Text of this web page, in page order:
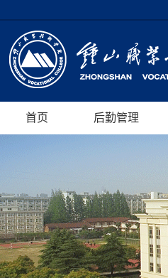
首页 后勤管理